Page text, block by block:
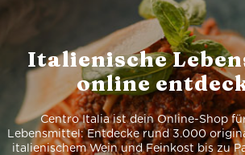
Italienische
online
Centro Italia ist dein Online-Shop
Lebensmittel: Entdecke rund 3.000
italienischem Wein und Feinkost bis zu